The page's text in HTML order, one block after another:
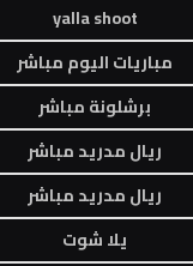
yalla shoot
مباريات اليوم مباشر
برشلونة مباشر
ريال مدريد مباشر
ريال مدريد مباشر
يلا شوت